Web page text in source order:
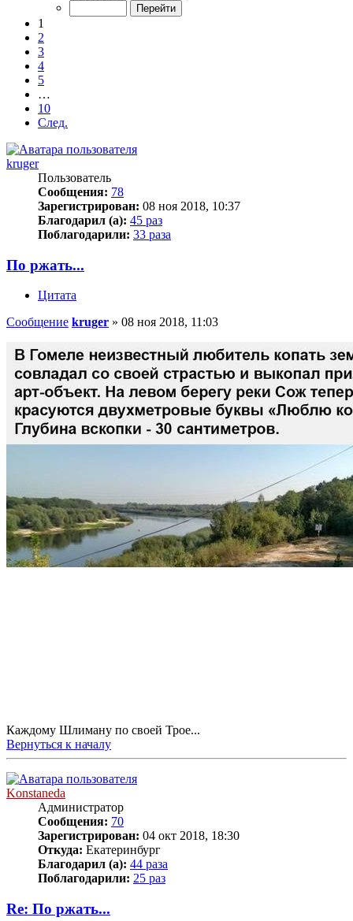
1
2
3
4
5
…
10
След.
kruger
Пользователь
Сообщения: 78
Зарегистрирован: 08 ноя 2018, 10:37
Благодарил (а): 45 раз
Поблагодарили: 33 раза
По ржать...
Цитата
Сообщение kruger » 08 ноя 2018, 11:03
Каждому Шлиману по своей Трое...
Вернуться к началу
Konstaneda
Администратор
Сообщения: 70
Зарегистрирован: 04 окт 2018, 18:30
Откуда: Екатеринбург
Благодарил (а): 44 раза
Поблагодарили: 25 раз
Re: По ржать...